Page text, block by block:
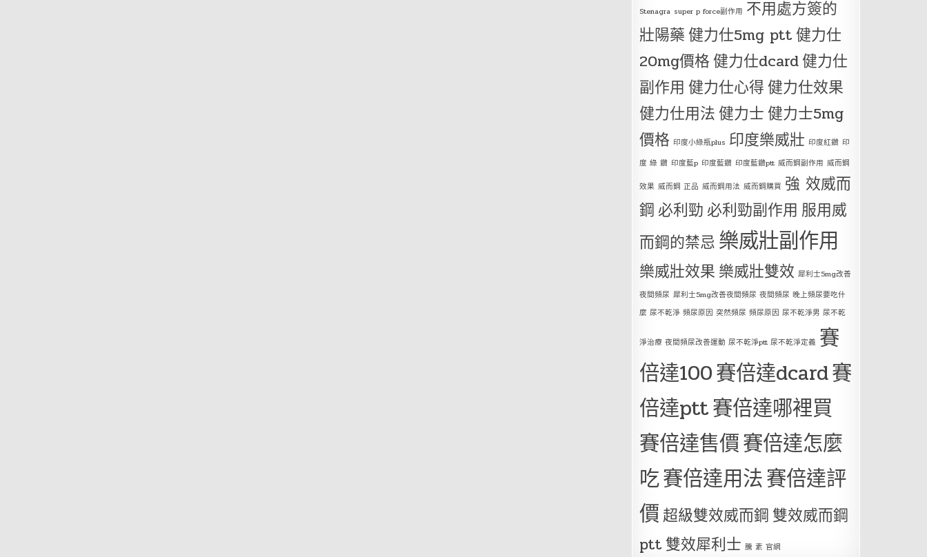
Stenagra super p force副作用 不用處方簽的
壯陽藥健力仕5mg ptt健力仕
20mg價格健力仕dcard健力仕
副作用 健力仕心得健力仕效果
健力仕用法健力士健力士5mg
價格 印度小綠瓶plus 印度樂威壯 印度紅鑽 印
度 綠 鑽 印度藍p 印度藍鑽 印度藍鑽ptt 威而鋼副作用 威而鋼
效果 威而鋼 正品 威而鋼用法 威而鋼購買 強 效威而
鋼 必利勁 必利勁副作用 服用威
而鋼的禁忌 樂威壯副作用
樂威壯效果 樂威壯雙效 犀利士5mg改善
夜間頻尿 犀利士5mg改善夜間頻尿 夜間頻尿 晚上頻尿要吃什
麼 尿不乾淨 頻尿原因 突然頻尿 頻尿原因 尿不乾淨男 尿不乾
淨治療 夜間頻尿改善運動 尿不乾淨ptt 尿不乾淨定義 賽
倍達100賽倍達dcard賽
倍達ptt賽倍達哪裡買
賽倍達售價賽倍達怎麼
吃賽倍達用法賽倍達評
價超級雙效威而鋼 雙效威而鋼
ptt 雙效犀利士 騰 素 官網